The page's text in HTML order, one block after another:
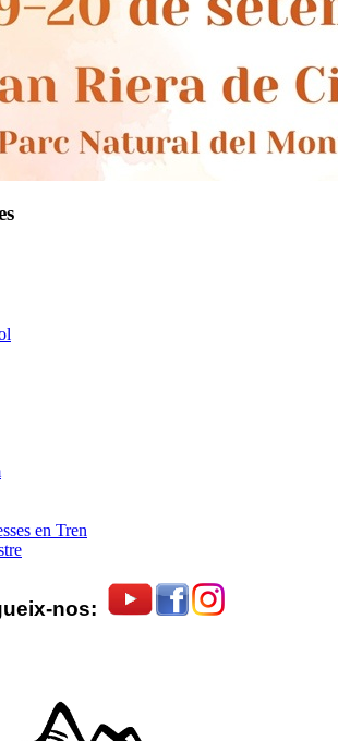
en Tren
nos: